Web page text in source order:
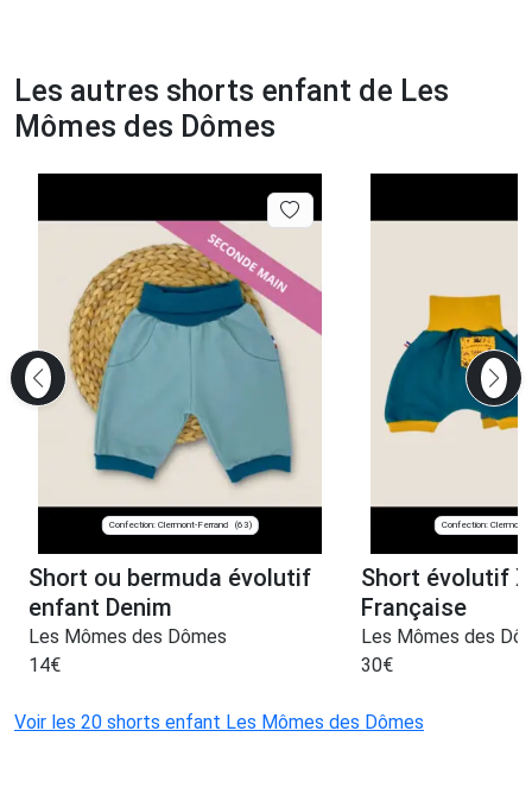
Les autres shorts enfant de Les
Mômes des Dômes
Confection: Clermont-Ferrand (63)
Short ou bermuda évolutif
enfant Denim
Les Mômes des Dômes
14€
Confection: Clermont-
Short évolutif
Française
Les Mômes des
30€
Voir les 20 shorts enfant Les Mômes des Dômes